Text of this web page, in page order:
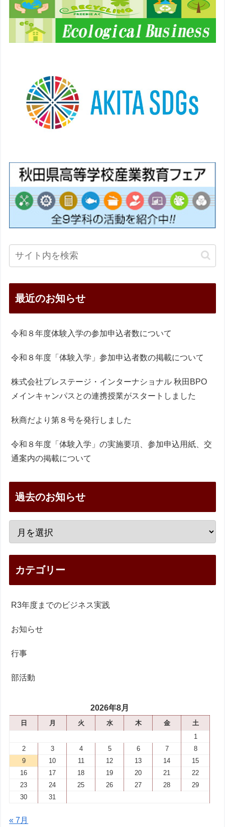
最近のお知らせ
令和８年度体験入学の参加申込者数について
令和８年度「体験入学」参加申込者数の掲載について
株式会社プレステージ・インターナショナル 秋田BPO
メインキャンパスとの連携授業がスタートしました
秋商だより第８号を発行しました
令和８年度「体験入学」の実施要項、参加申込用紙、交
通案内の掲載について
過去のお知らせ
カテゴリー
R3年度までのビジネス実践
お知らせ
行事
部活動
2026年8月
日 月 火 水 木 金
土
1
2
3 4 5 6 7
8
9
10 11 12 13 14
15
16
17 18 19 20 21
22
23
24 25 26 27 28
29
30
31
« 7月